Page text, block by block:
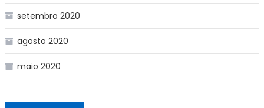
setembro 2020
agosto 2020
maio 2020